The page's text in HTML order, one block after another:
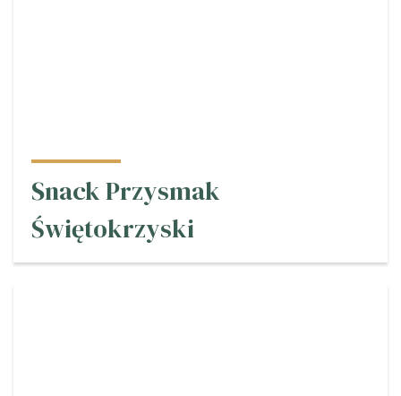
Snack Przysmak
Świętokrzyski